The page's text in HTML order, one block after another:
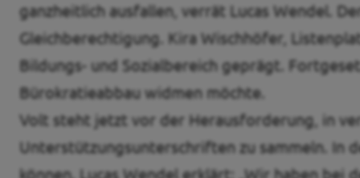
ganzheitlich ausfallen, verrät Lucas Wendel.
Gleichberechtigung. Kira Wischhöfer,
Bildungs- und Sozialbereich geprägt.
Bürokratieabbau widmen möchte.
Volt steht jetzt vor der Herausforderung, in
Unterstützungsunterschriften zu sammeln. In
können. Lucas Wendel erklärt: „Wir haben bei